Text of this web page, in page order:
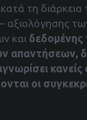
τη διάρκεια
αξιολόγησης
και δεδομένης
απαντήσεων,
κανείς
οι